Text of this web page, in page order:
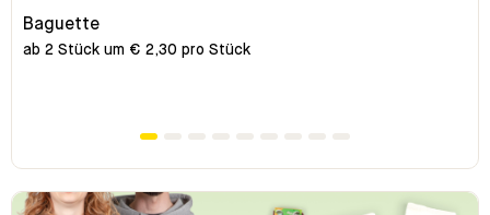
Baguette
ab 2 Stück um € 2,30 pro Stück